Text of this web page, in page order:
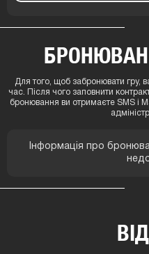
Для того, щоб забронювати гру,
час. Після чого заповнити
бронювання ви отримаєте SMS і
Інформація про